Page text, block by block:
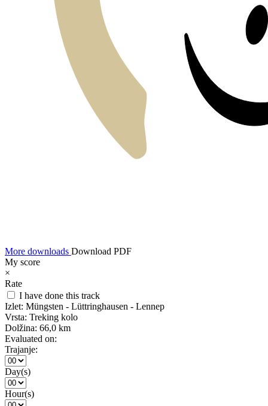
More downloads Download PDF
My score
×
Rate
I have done this track
Izlet: Müngsten - Lüttringhausen - Lennep
Vrsta: Treking kolo
Dolžina: 66,0 km
Evaluated on:
Trajanje:
Day(s)
Hour(s)